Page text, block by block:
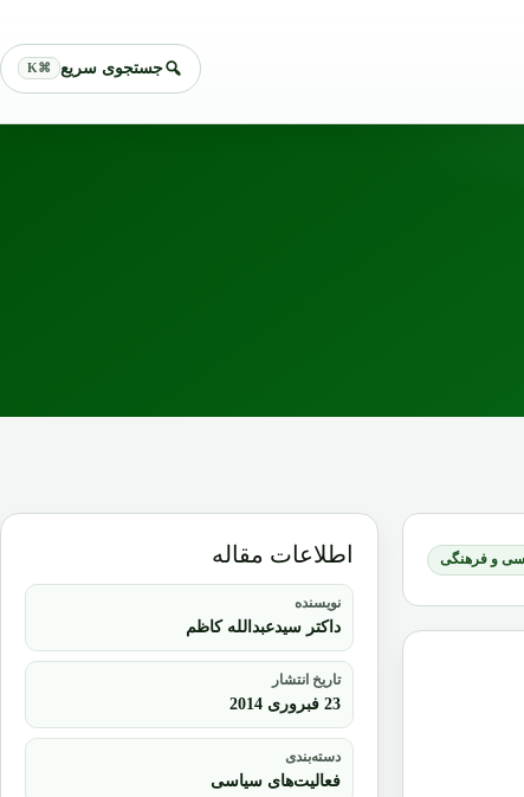
⌘K
و فرهنگی اطلاعات مقاله
داکتر سیدعبدالله کاظم
تاریخ انتشار
23 فبروری 2014
فعالیت‌های سیاسی